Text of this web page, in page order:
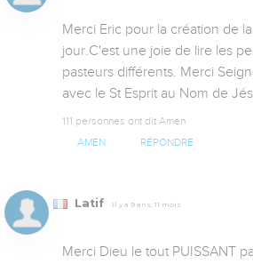
Merci Eric pour la création de
jour.C'est une joie de lire les
pasteurs différents. Merci
avec le St Esprit au Nom de
111 personnes ont dit Amen
AMEN RÉPONDRE
Latif Il y a 9 ans, 11 mois
Merci Dieu le tout PUISSANT